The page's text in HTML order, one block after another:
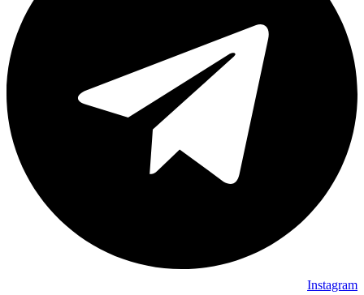
Instagram